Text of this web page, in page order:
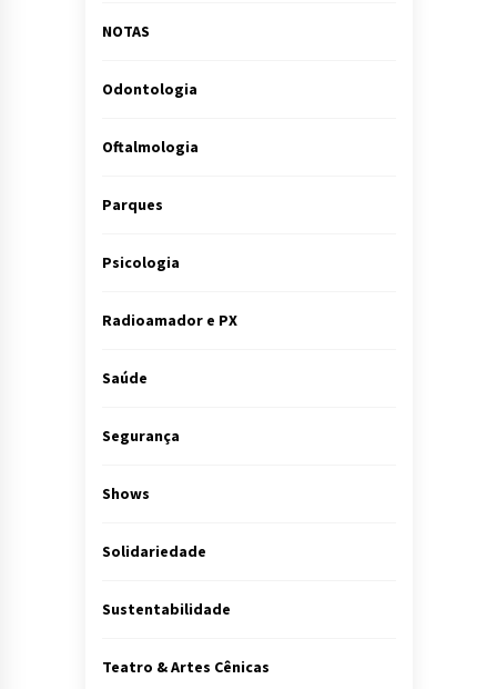
NOTAS
Odontologia
Oftalmologia
Parques
Psicologia
Radioamador e PX
Saúde
Segurança
Shows
Solidariedade
Sustentabilidade
Teatro & Artes Cênicas